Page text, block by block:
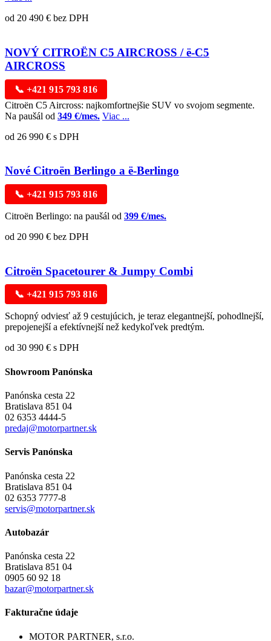
od 20 490 € bez DPH
NOVÝ CITROËN C5 AIRCROSS / ë-C5
AIRCROSS
📞 +421 915 793 816
Citroën C5 Aircross: najkomfortnejšie SUV vo svojom segmente.
Na paušál od 349 €/mes. Viac ...
od 26 990 € s DPH
Nové Citroën Berlingo a ë-Berlingo
📞 +421 915 793 816
Citroën Berlingo: na paušál od 399 €/mes.
od 20 990 € bez DPH
Citroën Spacetourer & Jumpy Combi
📞 +421 915 793 816
Schopný odviesť až 9 cestujúcich, je teraz elegantnejší, pohodlnejší,
prepojenejší a efektívnejší než kedykoľvek predtým.
od 30 990 € s DPH
Showroom Panónska
Panónska cesta 22
Bratislava 851 04
02 6353 4444-5
predaj@motorpartner.sk
Servis Panónska
Panónska cesta 22
Bratislava 851 04
02 6353 7777-8
servis@motorpartner.sk
Autobazár
Panónska cesta 22
Bratislava 851 04
0905 60 92 18
bazar@motorpartner.sk
Fakturačne údaje
MOTOR PARTNER, s.r.o.